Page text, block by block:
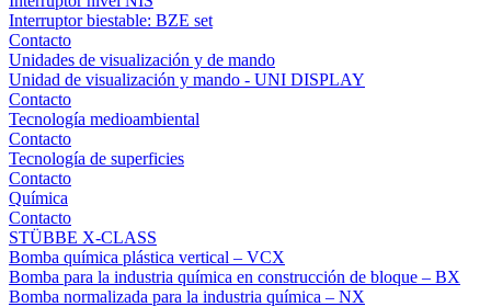
Interruptor biestable: BZE set
Contacto
Unidades de visualización y de mando
Unidad de visualización y mando - UNI DISPLAY
Contacto
Tecnología medioambiental
Contacto
Tecnología de superficies
Contacto
Química
Contacto
STÜBBE X-CLASS
Bomba química plástica vertical – VCX
Bomba para la industria química en construcción de bloque – BX
Bomba normalizada para la industria química – NX